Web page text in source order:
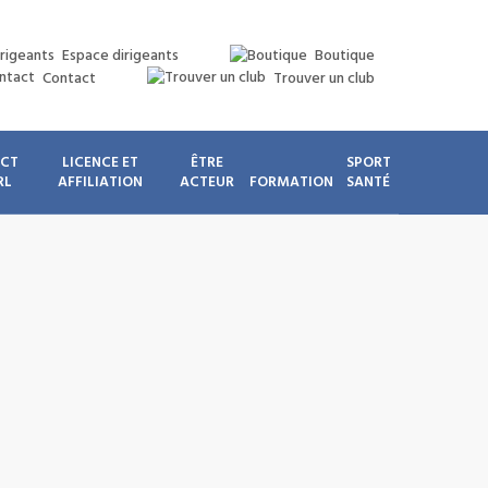
Espace dirigeants
Boutique
Contact
Trouver un club
LICENCE ET
AFFILIATION
ÊTRE
ACTEUR
FORMATION
SPORT
SANTÉ